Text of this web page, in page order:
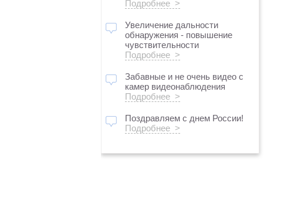
Подробнее >
Увеличение дальности
обнаружения - повышение
чувствительности
Подробнее >
Забавные и не очень видео с
камер видеонаблюдения
Подробнее >
Поздравляем с днем России!
Подробнее >